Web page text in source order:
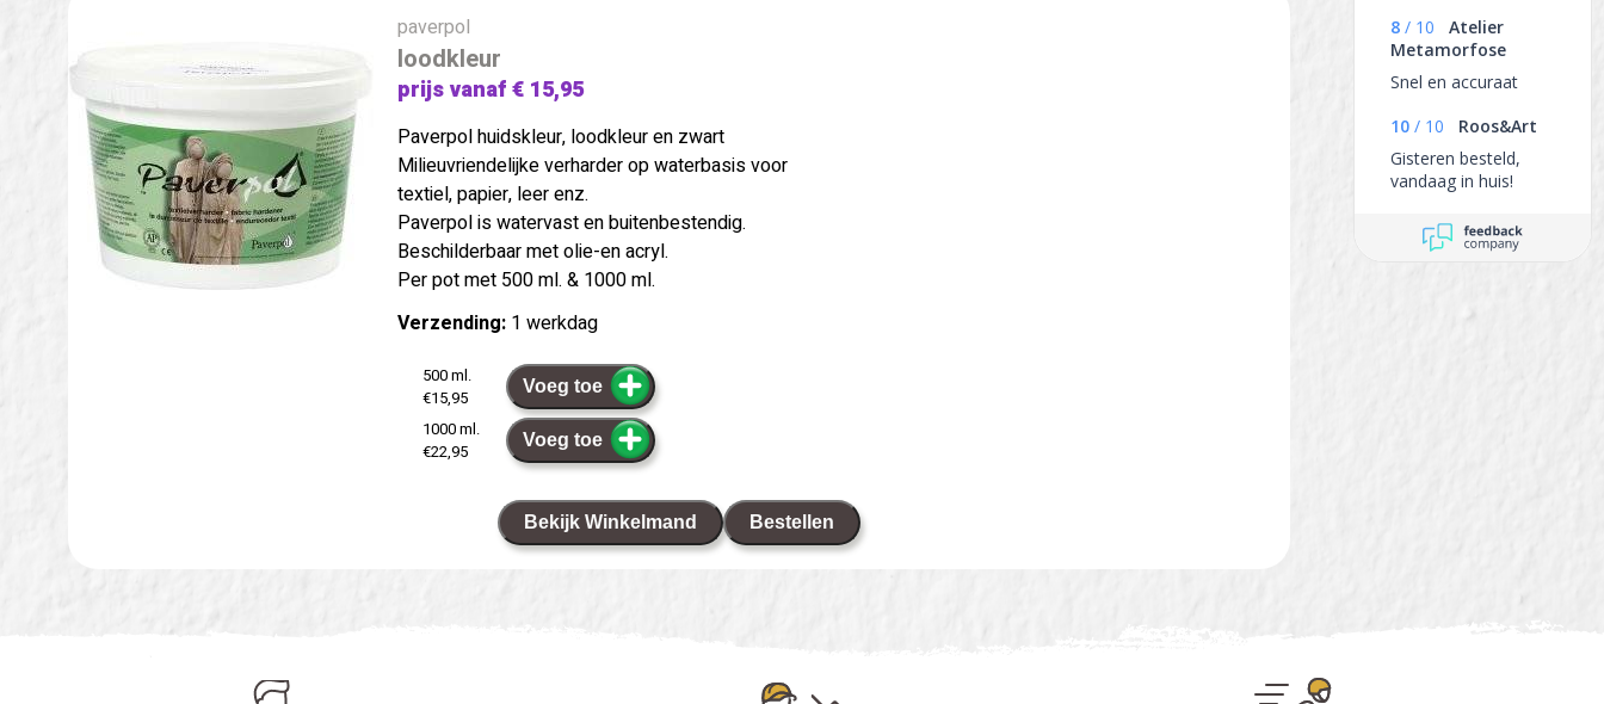
8 / 10
Atelier
Metamorfose
Snel en accuraat
10 / 10
Roos&Art
Gisteren besteld,
vandaag in huis!
paverpol
loodkleur
prijs vanaf € 15,95
Paverpol huidskleur, loodkleur en zwart
Milieuvriendelijke verharder op waterbasis voor
textiel, papier, leer enz.
Paverpol is watervast en buitenbestendig.
Beschilderbaar met olie-en acryl.
Per pot met 500 ml. & 1000 ml.
Verzending: 1 werkdag
500 ml.
€15,95
Voeg toe
1000 ml.
€22,95
Voeg toe
Bekijk Winkelmand Bestellen